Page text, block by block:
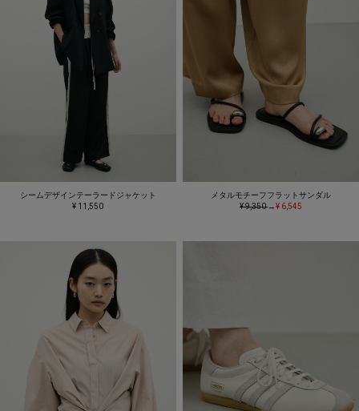
シームデザインテーラードジャケット
¥ 11,550
メタルモチーフフラットサンダル
¥ 9,350→¥ 6,545